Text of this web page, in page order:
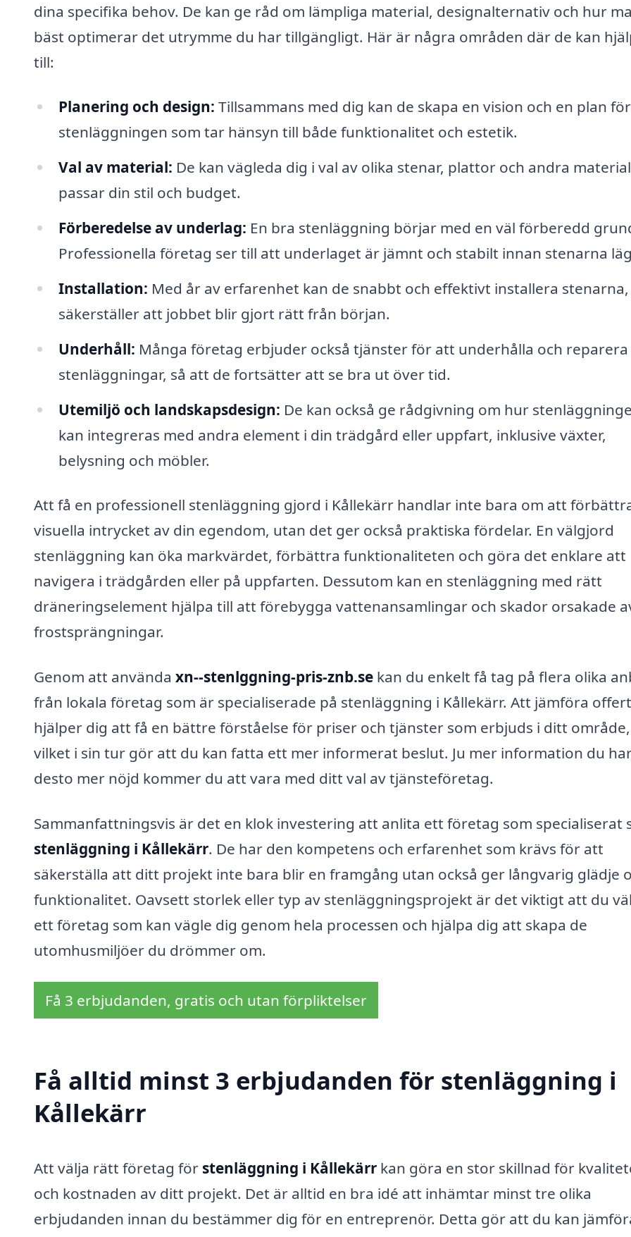
dina specifika behov. De kan ge råd om lämpliga material, designalternativ och hur
bäst optimerar det utrymme du har tillgängligt. Här är några områden där de kan
till:
Planering och design: Tillsammans med dig kan de skapa en vision och en plan för
stenläggningen som tar hänsyn till både funktionalitet och estetik.
Val av material: De kan vägleda dig i val av olika stenar, plattor och andra
passar din stil och budget.
Förberedelse av underlag: En bra stenläggning börjar med en väl förberedd
Professionella företag ser till att underlaget är jämnt och stabilt innan stenarna
Installation: Med år av erfarenhet kan de snabbt och effektivt installera
säkerställer att jobbet blir gjort rätt från början.
Underhåll: Många företag erbjuder också tjänster för att underhålla och reparera
stenläggningar, så att de fortsätter att se bra ut över tid.
Utemiljö och landskapsdesign: De kan också ge rådgivning om hur
kan integreras med andra element i din trädgård eller uppfart, inklusive växter,
belysning och möbler.
Att få en professionell stenläggning gjord i Kållekärr handlar inte bara om att
visuella intrycket av din egendom, utan det ger också praktiska fördelar. En välgjord
stenläggning kan öka markvärdet, förbättra funktionaliteten och göra det enklare att
navigera i trädgården eller på uppfarten. Dessutom kan en stenläggning med rätt
dräneringselement hjälpa till att förebygga vattenansamlingar och skador orsakade
frostsprängningar.
Genom att använda xn--stenlggning-pris-znb.se kan du enkelt få tag på flera olika
från lokala företag som är specialiserade på stenläggning i Kållekärr. Att jämföra
hjälper dig att få en bättre förståelse för priser och tjänster som erbjuds i ditt område,
vilket i sin tur gör att du kan fatta ett mer informerat beslut. Ju mer information du
desto mer nöjd kommer du att vara med ditt val av tjänsteföretag.
Sammanfattningsvis är det en klok investering att anlita ett företag som specialiserat
stenläggning i Kållekärr. De har den kompetens och erfarenhet som krävs för att
säkerställa att ditt projekt inte bara blir en framgång utan också ger långvarig glädje
funktionalitet. Oavsett storlek eller typ av stenläggningsprojekt är det viktigt att du
ett företag som kan vägle dig genom hela processen och hjälpa dig att skapa de
utomhusmiljöer du drömmer om.
Få 3 erbjudanden, gratis och utan förpliktelser
Få alltid minst 3 erbjudanden för stenläggning i
Kållekärr
Att välja rätt företag för stenläggning i Kållekärr kan göra en stor skillnad för
och kostnaden av ditt projekt. Det är alltid en bra idé att inhämtar minst tre olika
erbjudanden innan du bestämmer dig för en entreprenör. Detta gör att du kan